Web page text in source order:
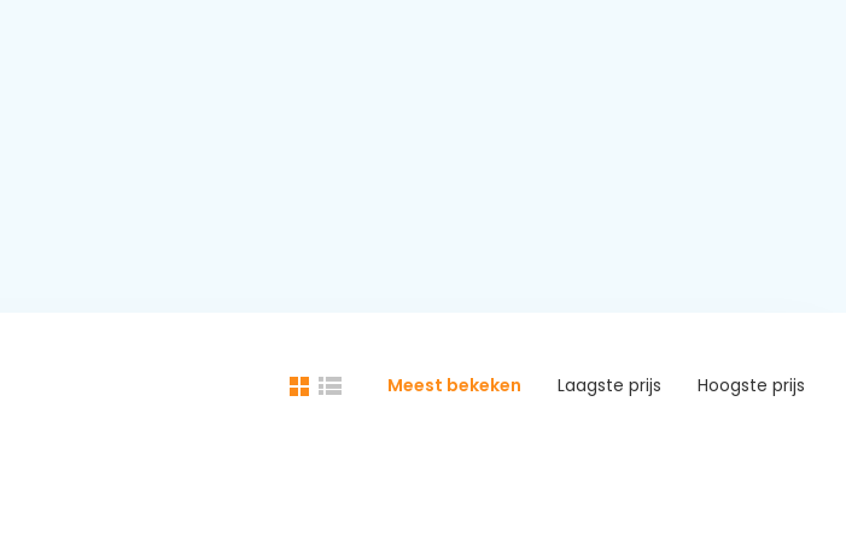
Meest bekeken Laagste prijs Hoogste prijs